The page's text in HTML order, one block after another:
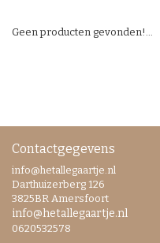
Geen producten gevonden!...
Contactgegevens
info@hetallegaartje.nl
Darthuizerberg 126
3825BR Amersfoort
info@hetallegaartje.nl
0620532578